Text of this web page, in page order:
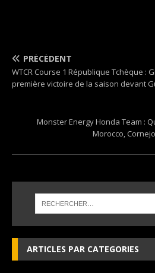
PRÉCÉDENT
WTCR Course 1 République Tchèque :
première victoire de la saison devant
Monster Energy Honda Team :
Morocco,
ARTICLES PAR CATEGORIES